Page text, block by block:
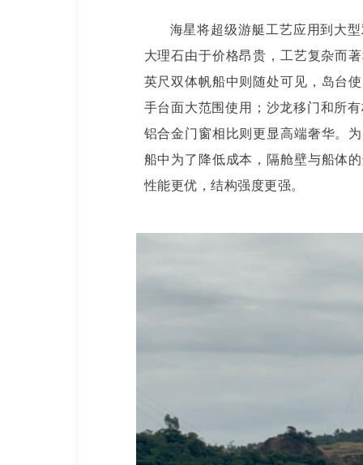
海星将超级游艇工艺应用到大
大理石由于价格昂贵，工艺复杂而
英尺双体帆船中则随处可见，岛台
手台面大范围使用；沙龙移门和所
铝合金门窗相比则更显高端奢华。
船中为了降低成本，隔舱壁与船体
性能更优，结构强度更强。